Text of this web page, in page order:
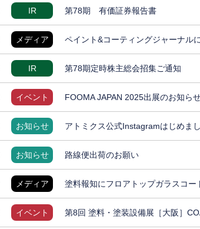
IR 第78期 有価証券報告書
メディア ペイント&コーティングジャーナル
IR 第78期定時株主総会招集ご通知
イベント FOOMA JAPAN 2025出展のお知ら
お知らせ アトミクス公式Instagramはじめま
お知らせ 路線便出荷のお願い
メディア 塗料報知にフロアトップガラスコー
イベント 第8回 塗料・塗装設備展［大阪］